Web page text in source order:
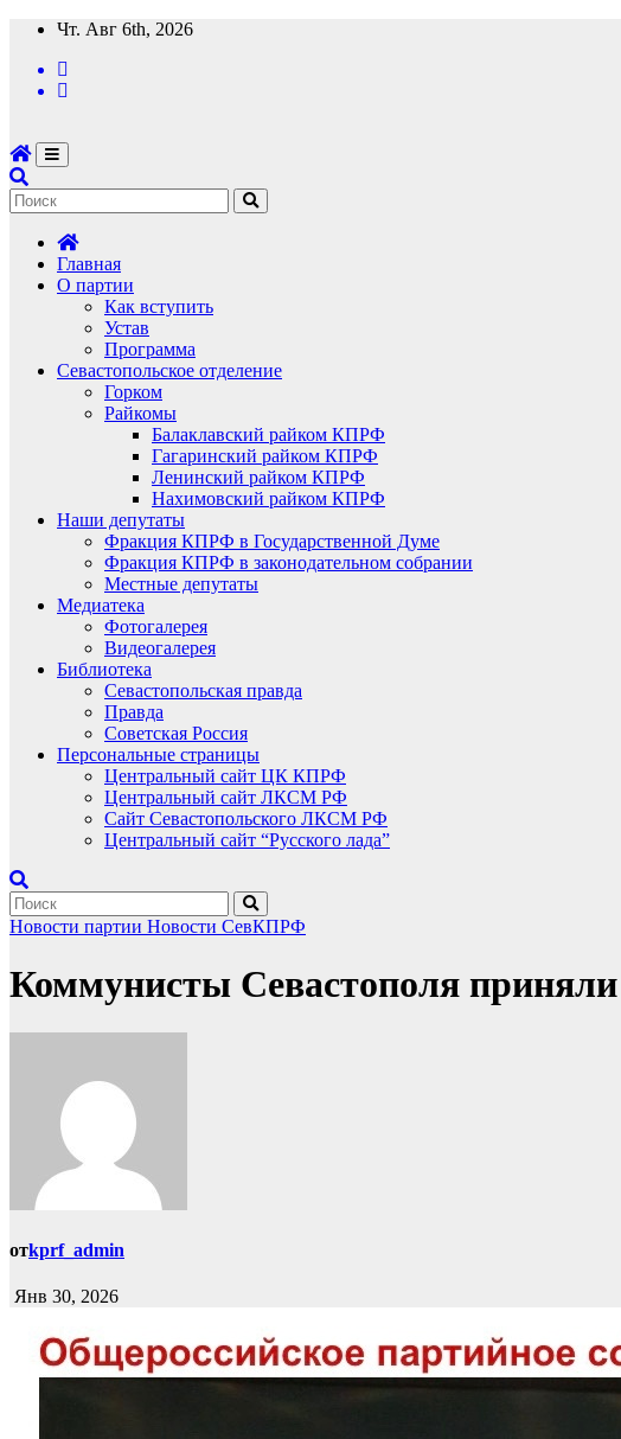
Перейти
содержимому
Чт. Авг 6th, 2026
Главная
О партии
Как вступить
Устав
Программа
Севастопольское отделение
Горком
Райкомы
Балаклавский райком КПРФ
Гагаринский райком КПРФ
Ленинский райком КПРФ
Нахимовский райком КПРФ
Наши депутаты
Фракция КПРФ в Государственной Думе
Фракция КПРФ в законодательном собрании
Местные депутаты
Медиатека
Фотогалерея
Видеогалерея
Библиотека
Севастопольская правда
Правда
Советская Россия
Персональные страницы
Центральный сайт ЦК КПРФ
Центральный сайт ЛКСМ РФ
Сайт Севастопольского ЛКСМ РФ
Центральный сайт “Русского лада”
Новости партии Новости СевКПРФ
Коммунисты Севастополя
отkprf_admin
Янв 30, 2026